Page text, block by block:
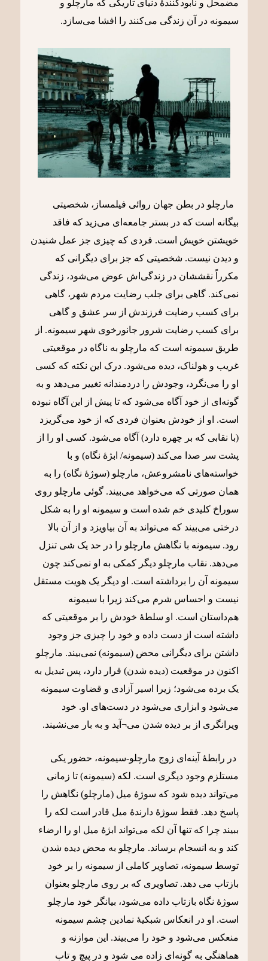
مضمحل و نابودکنندۀ دنیای تاریکی که مارچلو و
سیمونه در آن زندگی می‌کنند را افشا می‌سازد.
مارچلو در بطن جهان روائی فیلمساز، شخصیتی
بیگانه است که در بستر جامعه‌ای می‌زید که فاقد
خویشتن خویش است. فردی که چیزی جز عمل شنیدن
و دیدن نیست. شخصیتی که جز برای دیگرانی که
مکرراً نقششان در زندگی‌اش عوض می‌شود، زندگی
نمی‌کند. گاهی برای جلب رضایت مردم شهر، گاهی
برای کسب رضایت فرزندش از سر عشق و گاهی
برای کسب رضایت شرور جانورخوی شهر سیمونه. از
طریق سیمونه است که مارچلو به ناگاه در موقعیتی
غریب و هولناک، دیده می‌شود. درک این نکته که کسی
او را می‌نگرد، وجودش را دردمندانه تغییر می‌دهد و به
گونه‌ای از خود آگاه می‌شود که تا پیش از این آگاه نبوده
است. او از خودش بعنوان فردی که از خود می‌گریزد
(با نقابی که بر چهره دارد) آگاه می‌شود. کسی او را از
پشت سر صدا می‌کند (سیمونه/ ابژۀ نگاه) و با
خواسته‌های نامشروعش، مارچلو (سوژۀ نگاه) را به
همان صورتی که می‌خواهد می‌بیند. گوئی مارچلو روی
سوراخ کلیدی خم شده است و سیمونه او را به شکل
درختی می‌بیند که می‌تواند به آن بیاویزد و از آن بالا
رود. سیمونه با نگاهش مارچلو را در حد یک شی تنزل
می‌دهد. نقاب مارچلو دیگر کمکی به او نمی‌کند چون
سیمونه آن را برداشته است. او دیگر یک هویت مستقل
نیست و احساس شرم می‌کند زیرا با سیمونه
هم‌داستان است. او سلطۀ خودش را بر موقعیتی که
داشته است از دست داده و خود را چیزی جز وجود
داشتن برای دیگرانی محض (سیمونه) نمی‌بیند. مارچلو
اکنون در موقعیت (دیده شدن) قرار دارد، پس تبدیل به
یک برده می‌شود؛ زیرا اسیر آزادی و قضاوت سیمونه
می‌شود و ابزاری می‌شود در دست‌های او. خود
ویرانگری از بر دیده شدن می¬آید و به بار می‌نشیند.
در رابطۀ آینه‌ای زوج مارچلو-سیمونه، حضور یکی
مستلزم وجود دیگری است. لکه (سیمونه) تا زمانی
می‌تواند دیده شود که سوژۀ میل (مارچلو) نگاهش را
پاسخ دهد. فقط سوژۀ دارندۀ میل قادر است لکه را
ببیند چرا که تنها آن لکه می‌تواند ابژۀ میل او را ارضاء
کند و به انسجام برساند. مارچلو به محض دیده شدن
توسط سیمونه، تصاویر کاملی از سیمونه را بر خود
بازتاب می دهد. تصاویری که بر روی مارچلو بعنوان
سوژۀ نگاه بازتاب داده می‌شود، بیانگر خود مارچلو
است. او در انعکاس شبکیۀ نمادین چشم سیمونه
منعکس می‌شود و خود را می‌بیند. این موازنه و
هماهنگی به گونه‌ای زاده می شود و در پیچ و تاب